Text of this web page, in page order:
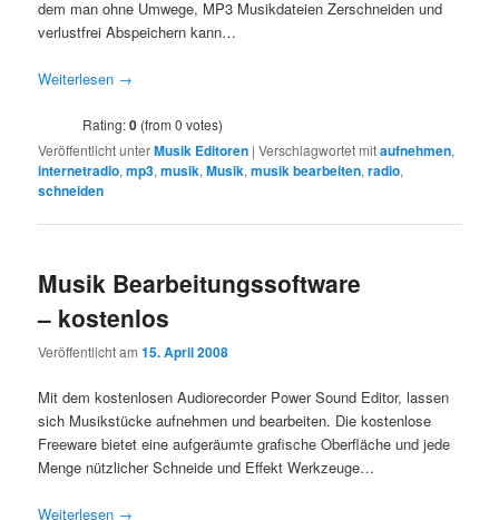
dem man ohne Umwege, MP3 Musikdateien Zerschneiden und
verlustfrei Abspeichern kann…
Weiterlesen →
Rating:0 (from 0 votes)
Veröffentlicht unterMusik Editoren |Verschlagwortet mitaufnehmen,
internetradio,mp3,musik,Musik,musik bearbeiten,radio,
schneiden
Musik Bearbeitungssoftware
– kostenlos
Veröffentlicht am15. April 2008
Mit dem kostenlosen Audiorecorder Power Sound Editor, lassen
sich Musikstücke aufnehmen und bearbeiten. Die kostenlose
Freeware bietet eine aufgeräumte grafische Oberfläche und jede
Menge nützlicher Schneide und Effekt Werkzeuge…
Weiterlesen →